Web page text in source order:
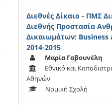
Διεθνές Δίκαιο - ΠΜΣ
Διεθνής Προστασία
Δικαιωμάτων: Business
2014-2015
Μαρία Γαβουνέλη
Εθνικό και
Αθηνών
Νομική Σχολή